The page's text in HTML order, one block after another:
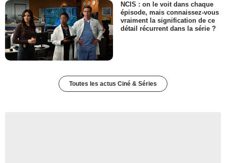
NCIS : on le voit dans chaque
épisode, mais connaissez-vous
vraiment la signification de ce
détail récurrent dans la série ?
Toutes les actus Ciné & Séries